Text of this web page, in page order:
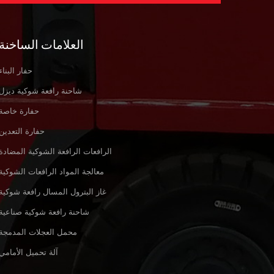
العلامات
حفار
شاحنة رافعة شوكية
حفارة
حفارة
الرافعات الرافعة الشوكية
معالجة المواد الرافعات
غاز البترول المسال رافعة
شاحنة رافعة شوكية
محمل العجلات
آلة تحميل